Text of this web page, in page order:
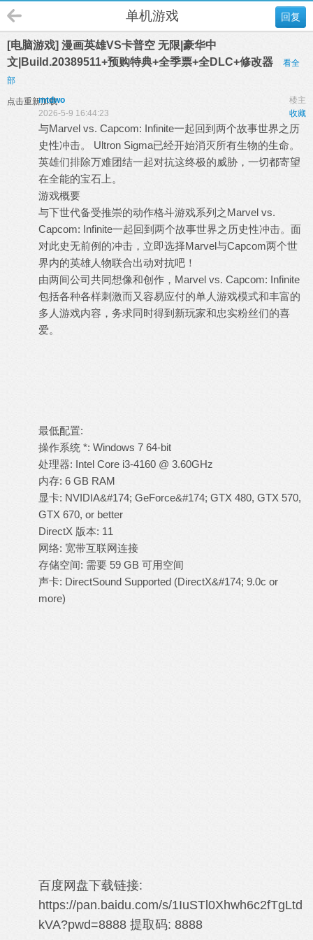
回复
单机游戏
[电脑游戏] 漫画英雄VS卡普空 无限|豪华中
文|Build.20389511+预购特典+全季票+全DLC+修改器
看全
部
点击重新加载 楼主
mtdwo
收藏
2026-5-9 16:44:23
与Marvel vs. Capcom: Infinite一起回到两个故事世界之历
史性冲击。 Ultron Sigma已经开始消灭所有生物的生命。
英雄们排除万难团结一起对抗这终极的威胁，一切都寄望
在全能的宝石上。
游戏概要
与下世代备受推崇的动作格斗游戏系列之Marvel vs.
Capcom: Infinite一起回到两个故事世界之历史性冲击。面
对此史无前例的冲击，立即选择Marvel与Capcom两个世
界内的英雄人物联合出动对抗吧！
由两间公司共同想像和创作，Marvel vs. Capcom: Infinite
包括各种各样刺激而又容易应付的单人游戏模式和丰富的
多人游戏内容，务求同时得到新玩家和忠实粉丝们的喜
爱。
最低配置:
操作系统 *: Windows 7 64-bit
处理器: Intel Core i3-4160 @ 3.60GHz
内存: 6 GB RAM
显卡: NVIDIA&#174; GeForce&#174; GTX 480, GTX 570,
GTX 670, or better
DirectX 版本: 11
网络: 宽带互联网连接
存储空间: 需要 59 GB 可用空间
声卡: DirectSound Supported (DirectX&#174; 9.0c or
more)
百度网盘下载链接:
https://pan.baidu.com/s/1IuSTl0Xhwh6c2fTgLtd
kVA?pwd=8888 提取码: 8888